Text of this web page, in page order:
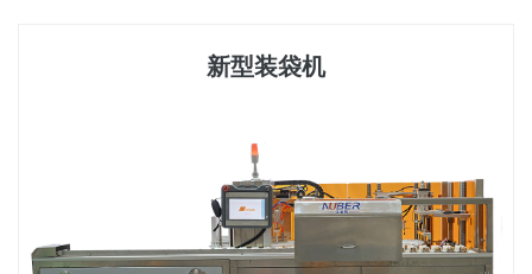
新型装袋机